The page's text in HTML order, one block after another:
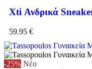
Xti Ανδρικά
59.95 €
-25% Νέο